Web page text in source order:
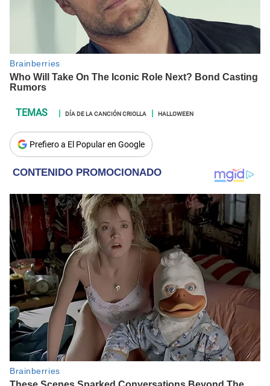
DÍA DE LA CANCIÓN CRIOLLA HALLOWEEN
Prefiero a El Popular en Google